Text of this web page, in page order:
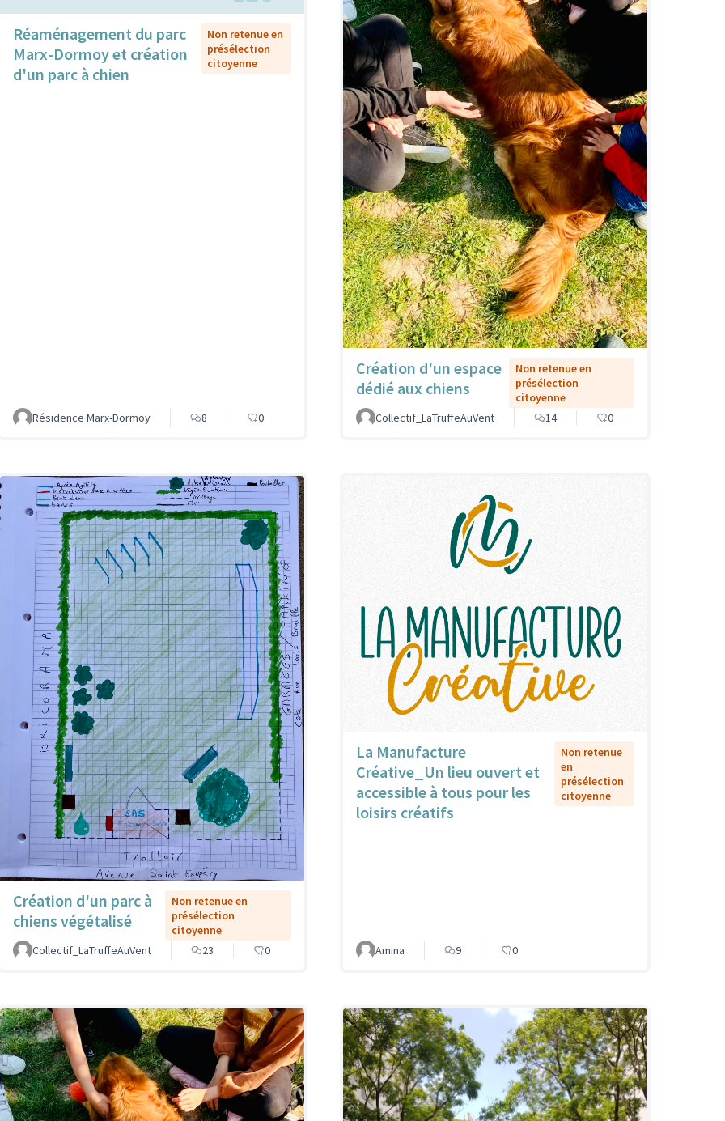
Réaménagement du parc
Marx-Dormoy et création
d'un parc à chien
Non retenue en
présélection
citoyenne
Résidence Marx-Dormoy 8 0
Création d'un espace
dédié aux chiens
Non retenue en
présélection
citoyenne
Collectif_LaTruffeAuVent
14 0
Création d'un parc à
chiens végétalisé
Non retenue en
présélection
citoyenne
Collectif_LaTruffeAuVent
23 0
La Manufacture
Créative_Un lieu ouvert et
accessible à tous pour les
loisirs créatifs
Non retenue
en
présélection
citoyenne
Amina 9 0